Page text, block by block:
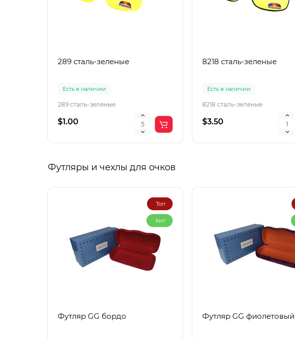
289 сталь-зеленые
Есть в наличии
289 сталь-зеленые
$1.00
8218 сталь-зеленые
Есть в наличии
8218 сталь-зеленые
$3.50
Футляры и чехлы для очков
Топ
Хит
Футляр GG бордо Футляр GG фиолетовый